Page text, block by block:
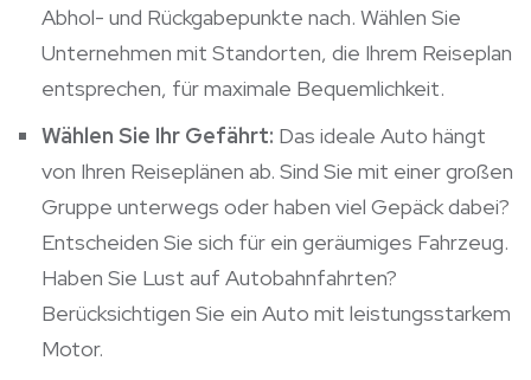
Abhol- und Rückgabepunkte nach. Wählen Sie
Unternehmen mit Standorten, die Ihrem Reiseplan
entsprechen, für maximale Bequemlichkeit.
Wählen Sie Ihr Gefährt: Das ideale Auto hängt
von Ihren Reiseplänen ab. Sind Sie mit einer großen
Gruppe unterwegs oder haben viel Gepäck dabei?
Entscheiden Sie sich für ein geräumiges Fahrzeug.
Haben Sie Lust auf Autobahnfahrten?
Berücksichtigen Sie ein Auto mit leistungsstarkem
Motor.